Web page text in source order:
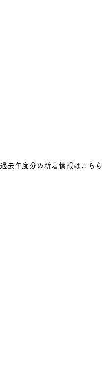
過去年度分の新着情報はこちら